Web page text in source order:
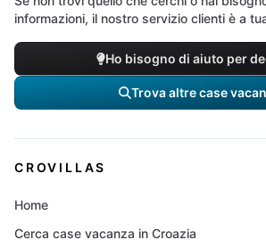
informazioni, il nostro servizio clienti è a
Ho bisogno di aiuto per
Trova altre case
CROVILLAS
Home
Cerca case vacanza in Croazia